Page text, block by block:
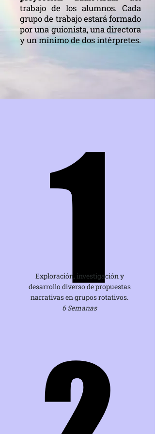
trabajo de los alumnos. Cada
grupo de trabajo estará formado
por una guionista, una directora
y un mínimo de dos intérpretes.
1
1
Exploración, investigación y
desarrollo diverso de propuestas
narrativas en grupos rotativos.
6 Semanas